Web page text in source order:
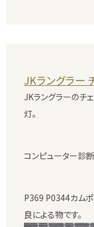
JKラングラー
JKラングラーのチ
灯。
コンピューター診
P369 P0344カムポ
良による物です。